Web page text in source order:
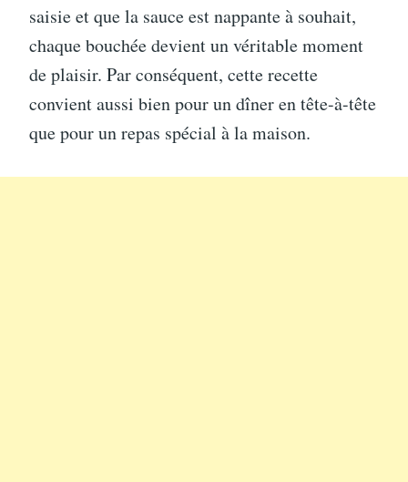
saisie et que la sauce est nappante à souhait,
chaque bouchée devient un véritable moment
de plaisir. Par conséquent, cette recette
convient aussi bien pour un dîner en tête-à-tête
que pour un repas spécial à la maison.